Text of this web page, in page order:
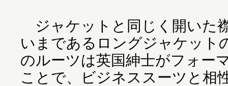
ジャケットと同じく開いた
いまであるロングジャケット
のルーツは英国紳士がフォー
ことで、ビジネススーツと相